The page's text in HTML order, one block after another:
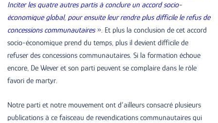
Inciter les quatre autres partis à conclure un accord socio-
économique global, pour ensuite leur rendre plus difficile le refus de
concessions communautaires». Et plus la conclusion de cet accord
socio-économique prend du temps, plus il devient difficile de
refuser des concessions communautaires. Si la formation échoue
encore, De Wever et son parti peuvent se complaire dans le rôle
favori de martyr.
Notre parti et notre mouvement ont d’ailleurs consacré plusieurs
publications à ce faisceau de revendications communautaires qui